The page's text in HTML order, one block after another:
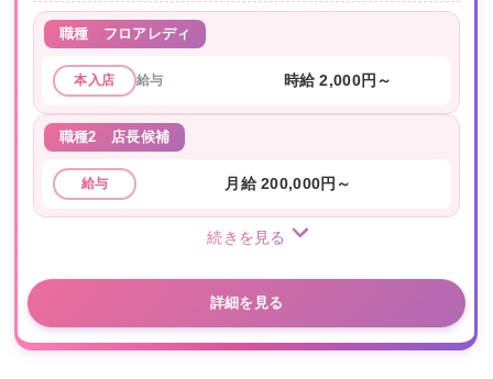
職種 フロアレディ
本入店 給与 時給 2,000円～
職種2 店長候補
給与 月給 200,000円～
続きを見る
詳細を見る